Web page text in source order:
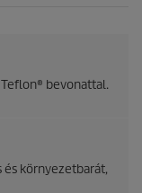
bevonattal.
és környezetbarát,